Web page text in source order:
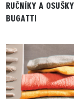
RUČNÍKY A
BUGATTI